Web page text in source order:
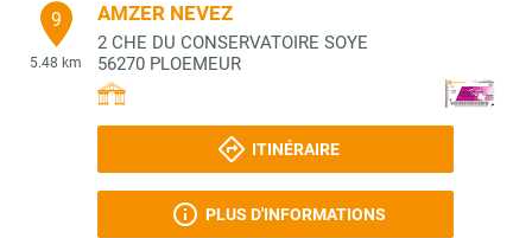
9
5.48 km
AMZER NEVEZ
2 CHE DU CONSERVATOIRE SOYE
56270 PLOEMEUR
ITINÉRAIRE
PLUS D'INFORMATIONS